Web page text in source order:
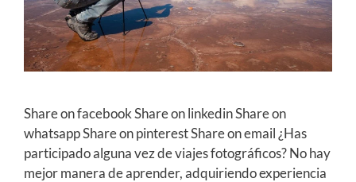
Share on facebook Share on linkedin Share on
whatsapp Share on pinterest Share on email ¿Has
participado alguna vez de viajes fotográficos? No hay
mejor manera de aprender, adquiriendo experiencia